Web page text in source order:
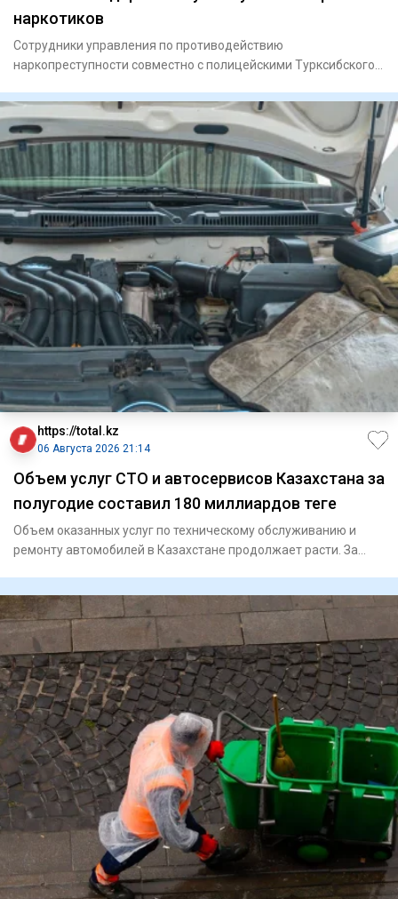
наркотиков
Сотрудники управления по противодействию
наркопреступности совместно с полицейскими Турксибского
https://total.kz
06 Августа 2026 21:14
Объем услуг СТО и автосервисов Казахстана за
полугодие составил 180 миллиардов теңге
Объем оказанных услуг по техническому обслуживанию и
ремонту автомобилей в Казахстане продолжает расти. За